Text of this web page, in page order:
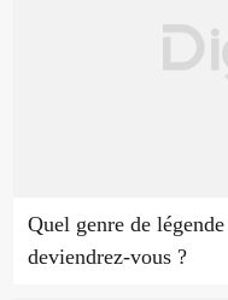
Quel genre de
deviendrez-vous ?